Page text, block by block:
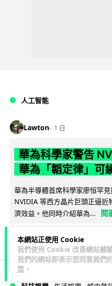
本網站正使用 Cookie
我們使用 Cookie 改善網站體
我們的網站即表示您同意我們
策 。
人工智能
Lawton 1 日
華為科學家警告
華為「韜定律」可
華為半導體首席科學家廖恒罕
NVIDIA 等西方晶片巨頭正逼
濟效益。他同時介紹華為...
閱
1,546 593 ↗